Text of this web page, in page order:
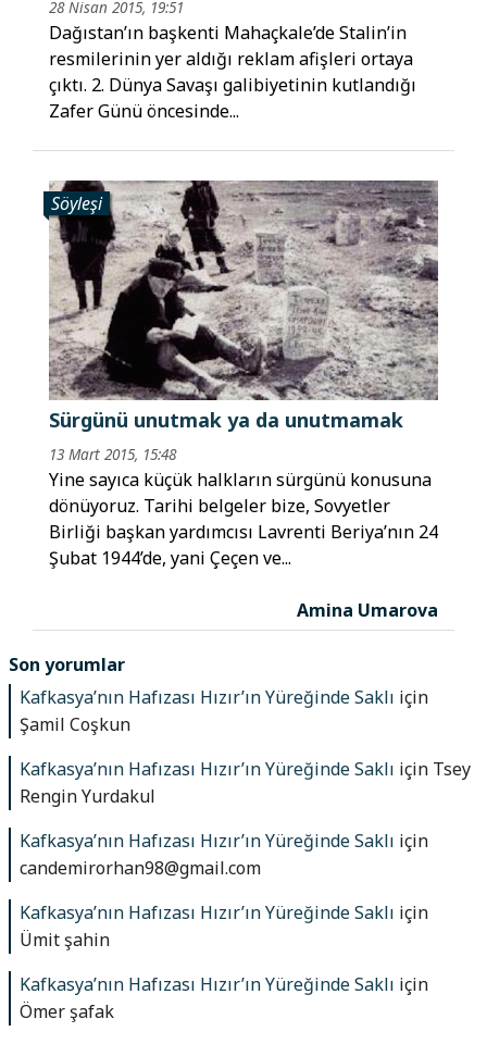
28 Nisan 2015, 19:51
Dağıstan’ın başkenti Mahaçkale’de Stalin’in
resmilerinin yer aldığı reklam afişleri ortaya
çıktı. 2. Dünya Savaşı galibiyetinin kutlandığı
Zafer Günü öncesinde...
Söyleşi
Sürgünü unutmak ya da unutmamak
13 Mart 2015, 15:48
Yine sayıca küçük halkların sürgünü konusuna
dönüyoruz. Tarihi belgeler bize, Sovyetler
Birliği başkan yardımcısı Lavrenti Beriya’nın 24
Şubat 1944’de, yani Çeçen ve...
Amina Umarova
Son yorumlar
Kafkasya’nın Hafızası Hızır’ın Yüreğinde Saklı için
Şamil Coşkun
Kafkasya’nın Hafızası Hızır’ın Yüreğinde Saklı için Tsey
Rengin Yurdakul
Kafkasya’nın Hafızası Hızır’ın Yüreğinde Saklı için
candemirorhan98@gmail.com
Kafkasya’nın Hafızası Hızır’ın Yüreğinde Saklı için
Ümit şahin
Kafkasya’nın Hafızası Hızır’ın Yüreğinde Saklı için
Ömer şafak